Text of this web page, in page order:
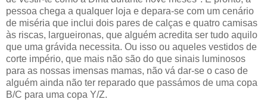
pessoa chega a qualquer loja e depara-se com um cenário
de miséria que inclui dois pares de calças e quatro camisas
às riscas, largueironas, que alguém acredita ser tudo aquilo
que uma grávida necessita. Ou isso ou aqueles vestidos de
corte império, que mais não são do que sinais luminosos
para as nossas imensas mamas, não vá dar-se o caso de
alguém ainda não ter reparado que passámos de uma copa
B/C para uma copa Y/Z.